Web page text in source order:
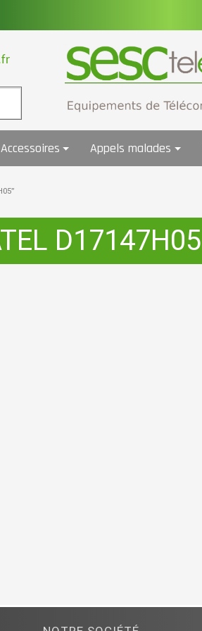
Accessoires Appels malades
D17147H05